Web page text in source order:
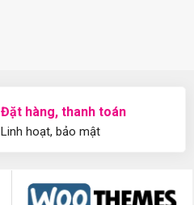
Đặt hàng, thanh toán
Linh hoạt, bảo mật